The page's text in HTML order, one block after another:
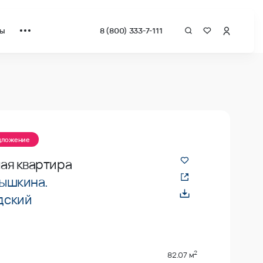
8 (800) 333-7-111
квартира
82.07 м2